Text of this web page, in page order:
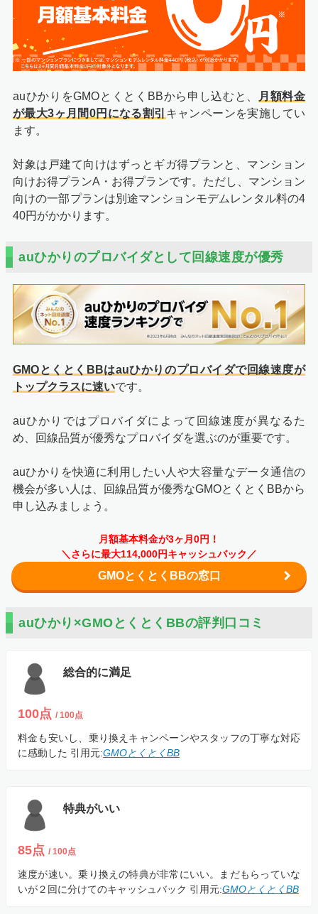
auひかりをGMOとくとくBBから申し込むと、
月額料金
が最大3ヶ月間0円になる割引 キャンペーンを実施してい
ます。
対象は戸建て向けはずっとギガ得プランと、マンション
向けお得プランA・お得プランです。ただし、マンション
向けの一部プランは別途マンションモデムレンタル料の4
40円がかかります。
auひかりのプロバイダとして回線速度が優秀
GMOとくとくBBはauひかりのプロバイダで回線速度が
トップクラスに速いです。
auひかりではプロバイダによって回線速度が異なるた
め、回線品質が優秀なプロバイダを選ぶのが重要です。
auひかりを快適に利用したい人や大容量なデータ通信の
機会が多い人は、回線品質が優秀なGMOとくとくBBから
申し込みましょう。
月額基本料金が3ヶ月0円！
＼さらに最大114,000円キャッシュバック／
GMOとくとくBBの窓口
auひかり×GMOとくとくBBの評判口コミ
総合的に満足
100点 / 100点
料金も安いし、乗り換えキャンペーンやスタッフの丁寧な対応
に感動した 引用元:GMOとくとくBB
特典がいい
85点 / 100点
速度が速い。乗り換えの特典が非常にいい。まだもらっていな
いが２回に分けてのキャッシュバック 引用元:GMOとくとくBB